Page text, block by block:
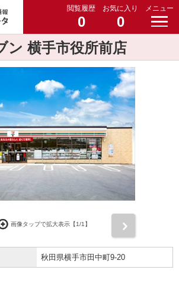
閲覧履歴
0
お気に入り
0
メニュー
ン 横手市役所前店
画像タップで拡大表示【1/1】
秋田県横手市田中町9-20